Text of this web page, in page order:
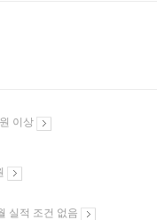
이상
실적 조건 없음